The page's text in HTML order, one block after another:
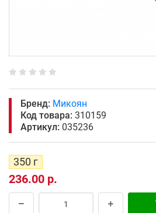
Бренд: Микоян
Код товара: 310159
Артикул: 035236
350 г
236.00 р.